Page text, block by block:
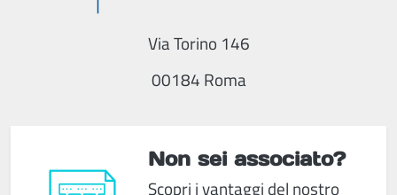
Non sei associato?
Scopri i vantaggi del nostro
Via Torino 146
00184 Roma